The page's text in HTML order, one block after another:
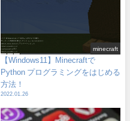
minecraft
【Windows11】Minecraftで
Python プログラミングをはじめる
方法！
2022.01.26